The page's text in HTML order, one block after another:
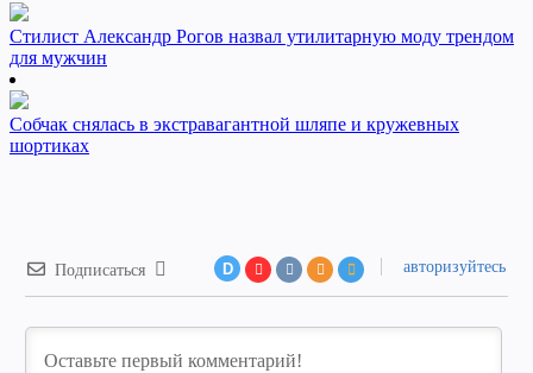
Стилист Александр Рогов назвал утилитарную моду трендом
для мужчин
Собчак снялась в экстравагантной шляпе и кружевных
шортиках
Подписаться D авторизуйтесь